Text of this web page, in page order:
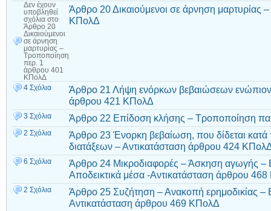
Δεν έχουν
υποβληθεί
σχόλια στο
Άρθρο 20
Δικαιούμενοι
σε άρνηση
μαρτυρίας –
Τροποποίηση
περ. 1
άρθρου 401
ΚΠολΔ
Άρθρο 20 Δικαιούμενοι σε άρνηση
ΚΠολΔ
4 Σχόλια
Άρθρο 21 Λήψη ενόρκων βεβαιώσεων ενώπιον
άρθρου 421 ΚΠολΔ
3 Σχόλια Άρθρο 22 Επίδοση κλήσης – Τροποποίηση
2 Σχόλια
Άρθρο 23 Ένορκη βεβαίωση, που δίδεται
διατάξεων – Αντικατάσταση άρθρου 424
6 Σχόλια
Άρθρο 24 Μικροδιαφορές – Άσκηση αγωγής –
Αποδεικτικά μέσα -Αντικατάσταση άρθρου
2 Σχόλια
Άρθρο 25 Συζήτηση – Ανακοπή ερημοδικίας –
Αντικατάσταση άρθρου 469 ΚΠολΔ